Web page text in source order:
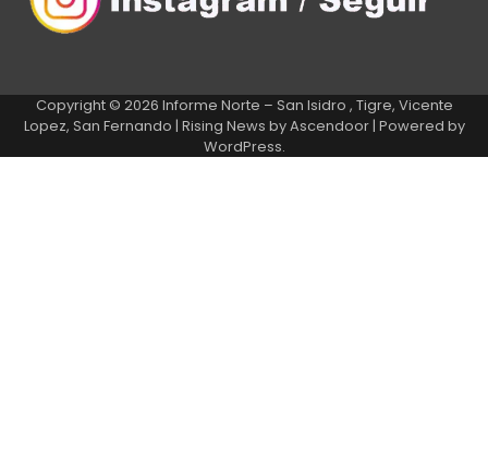
Copyright © 2026 Informe Norte – San Isidro , Tigre, Vicente
Lopez, San Fernando | Rising News byAscendoor| Powered by
WordPress.